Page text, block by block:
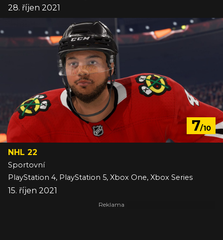
28. říjen 2021
7/10
NHL 22
Sportovní
PlayStation 4, PlayStation 5, Xbox One, Xbox Series
15. říjen 2021